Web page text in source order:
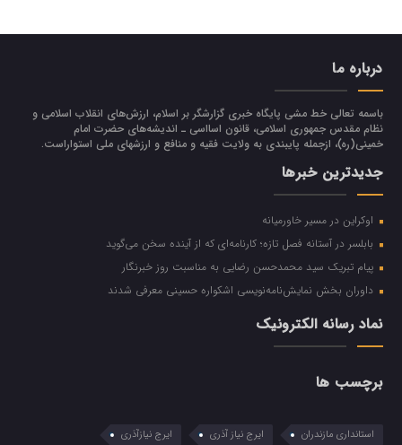
درباره ما
باسمه تعالی خط مشی پایگاه خبری گزارشگر بر اسلام، ارزش‌هاي انقلاب اسلامي و
نظام مقدس جمهوري اسلامي، قانون اسااسی ـ انديشه‌هاي حضرت امام
خميني(ره)، ازجمله پایبندی به ولايت فقيه و منافع و ارزشهاي ملي استواراست.
جدیدترین خبرها
اوکراین در مسیر خاورمیانه
بابلسر در آستانه فصل تازه؛ کارنامه‌ای که از آینده سخن می‌گوید
پیام تبریک سید محمدحسن رضایی به مناسبت روز خبرنگار
داوران بخش نمایش‌نامه‌نویسی اشکواره حسینی معرفی شدند
نماد رسانه الکترونیک
برچسب ها
استانداری مازندران ایرج نیاز آذری
ایرج نیازآذری